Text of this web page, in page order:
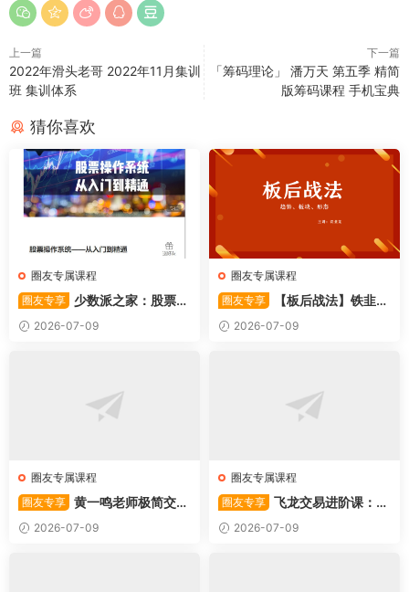
上一篇
2022年滑头老哥 2022年11月集训
班 集训体系
下一篇
「筹码理论」 潘万天 第五季 精简
版筹码课程 手机宝典
猜你喜欢
圈友专属课程
圈友专享
少数派之家：股票操
作系统—从入门到精通
2026-07-09
圈友专属课程
圈友专享
【板后战法】铁韭菜
板后强势战法
2026-07-09
圈友专属课程
圈友专享 黄一鸣老师极简交易
系统2026-07-09
圈友专属课程
圈友专享 飞龙交易进阶课：共
振战法
2026-07-09